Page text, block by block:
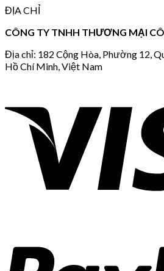
ĐỊA CHỈ
CÔNG TY TNHH THƯƠNG MẠI
Địa chỉ: 182 Cộng Hòa, Phường 12,
Hồ Chí Minh, Việt Nam